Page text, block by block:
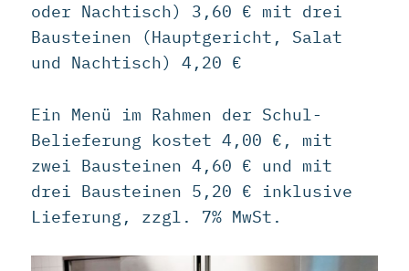
oder Nachtisch) 3,60 € mit drei
Bausteinen (Hauptgericht, Salat
und Nachtisch) 4,20 €
Ein Menü im Rahmen der Schul-
Belieferung kostet 4,00 €, mit
zwei Bausteinen 4,60 € und mit
drei Bausteinen 5,20 € inklusive
Lieferung, zzgl. 7% MwSt.